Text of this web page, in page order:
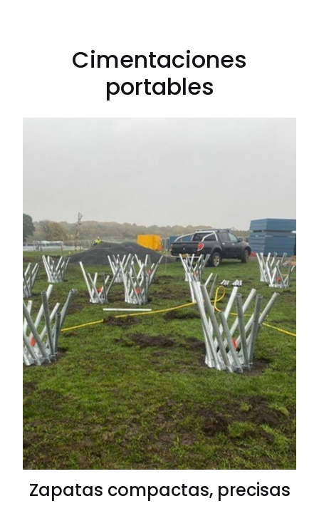
Cimentaciones
portables
Zapatas compactas, precisas